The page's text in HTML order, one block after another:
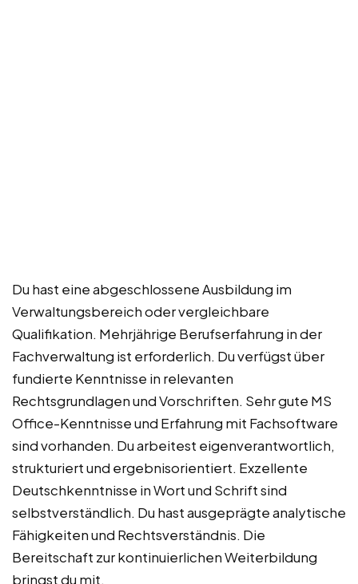
Du hast eine abgeschlossene Ausbildung im
Verwaltungsbereich oder vergleichbare
Qualifikation. Mehrjährige Berufserfahrung in der
Fachverwaltung ist erforderlich. Du verfügst über
fundierte Kenntnisse in relevanten
Rechtsgrundlagen und Vorschriften. Sehr gute MS
Office-Kenntnisse und Erfahrung mit Fachsoftware
sind vorhanden. Du arbeitest eigenverantwortlich,
strukturiert und ergebnisorientiert. Exzellente
Deutschkenntnisse in Wort und Schrift sind
selbstverständlich. Du hast ausgeprägte analytische
Fähigkeiten und Rechtsverständnis. Die
Bereitschaft zur kontinuierlichen Weiterbildung
bringst du mit.